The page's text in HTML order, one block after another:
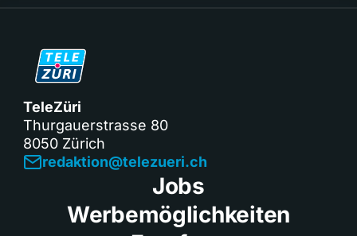
TeleZüri
Thurgauerstrasse 80
8050 Zürich
redaktion@telezueri.ch
Jobs
Werbemöglichkeiten